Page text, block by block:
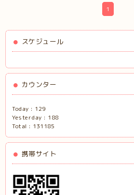
1
スケジュール
カウンター
Today : 129
Yesterday : 188
Total : 131185
携帯サイト